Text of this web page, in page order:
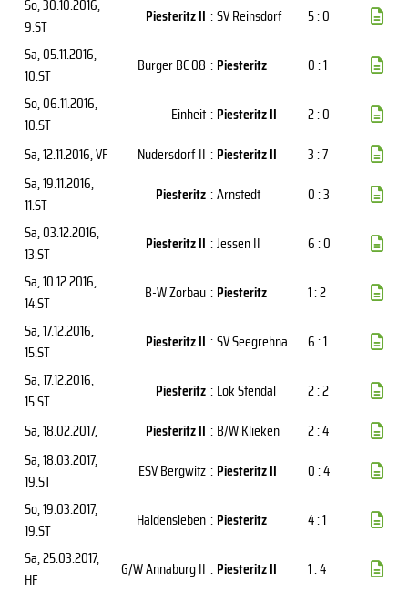
So, 30.10.2016,
9.ST
Piesteritz II :SV Reinsdorf
5 : 0
Sa, 05.11.2016,
10.ST
Burger BC 08 : Piesteritz
0 : 1
So, 06.11.2016,
10.ST
Einheit : Piesteritz II
2 : 0
Sa, 12.11.2016, VF Nudersdorf II : Piesteritz II
3 : 7
Sa, 19.11.2016,
11.ST
Piesteritz :Arnstedt
0 : 3
Sa, 03.12.2016,
13.ST
Piesteritz II :Jessen II
6 : 0
Sa, 10.12.2016,
14.ST
B-W Zorbau : Piesteritz
1 : 2
Sa, 17.12.2016,
15.ST
Piesteritz II :SV Seegrehna
6 : 1
Sa, 17.12.2016,
15.ST
Piesteritz : Lok Stendal
2 : 2
Sa, 18.02.2017, Piesteritz II : B/W Klieken
2 : 4
Sa, 18.03.2017,
19.ST
ESV Bergwitz : Piesteritz II
0 : 4
So, 19.03.2017,
19.ST
Haldensleben : Piesteritz
4 : 1
Sa, 25.03.2017,
HF
G/W Annaburg II : Piesteritz II
1 : 4